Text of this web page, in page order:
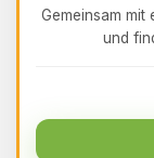
Gemeinsam mit
und